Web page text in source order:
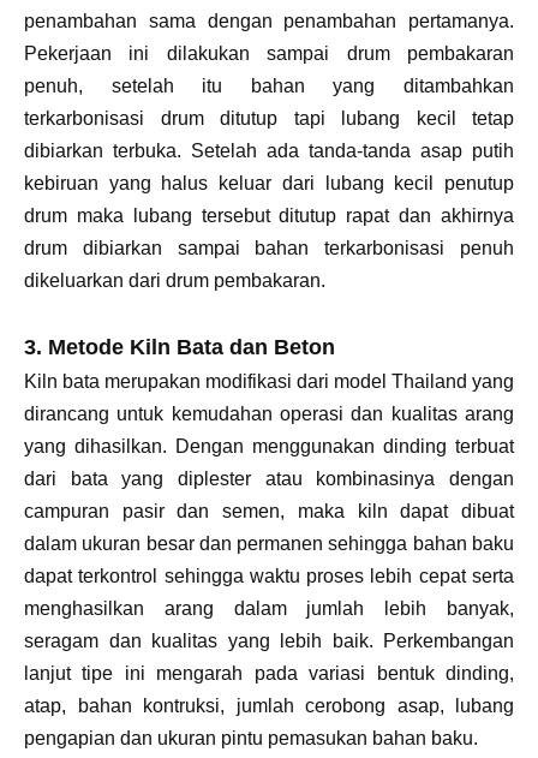
penambahan sama dengan penambahan pertamanya.
Pekerjaan ini dilakukan sampai drum pembakaran
penuh, setelah itu bahan yang ditambahkan
terkarbonisasi drum ditutup tapi lubang kecil tetap
dibiarkan terbuka. Setelah ada tanda-tanda asap putih
kebiruan yang halus keluar dari lubang kecil penutup
drum maka lubang tersebut ditutup rapat dan akhirnya
drum dibiarkan sampai bahan terkarbonisasi penuh
dikeluarkan dari drum pembakaran.
3. Metode Kiln Bata dan Beton
Kiln bata merupakan modifikasi dari model Thailand yang
dirancang untuk kemudahan operasi dan kualitas arang
yang dihasilkan. Dengan menggunakan dinding terbuat
dari bata yang diplester atau kombinasinya dengan
campuran pasir dan semen, maka kiln dapat dibuat
dalam ukuran besar dan permanen sehingga bahan baku
dapat terkontrol sehingga waktu proses lebih cepat serta
menghasilkan arang dalam jumlah lebih banyak,
seragam dan kualitas yang lebih baik. Perkembangan
lanjut tipe ini mengarah pada variasi bentuk dinding,
atap, bahan kontruksi, jumlah cerobong asap, lubang
pengapian dan ukuran pintu pemasukan bahan baku.